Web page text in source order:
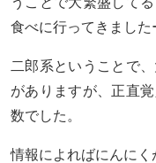
食べに行ってきました
二郎系ということで
がありますが、正直
数でした。
情報によればにんにく